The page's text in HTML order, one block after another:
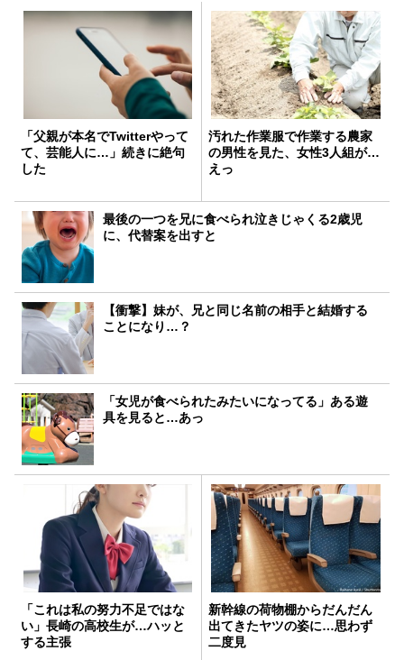
「父親が本名でTwitterやって
て、芸能人に…」続きに絶句
した
汚れた作業服で作業する農家
の男性を見た、女性3人組が…
えっ
最後の一つを兄に食べられ泣きじゃくる2歳児
に、代替案を出すと
【衝撃】妹が、兄と同じ名前の相手と結婚する
ことになり…？
「女児が食べられたみたいになってる」ある遊
具を見ると…あっ
「これは私の努力不足ではな
い」長崎の高校生が…ハッと
する主張
新幹線の荷物棚からだんだん
出てきたヤツの姿に…思わず
二度見